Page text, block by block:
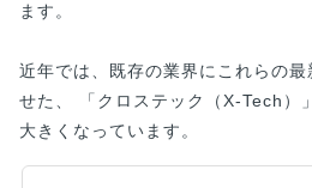
ます。
近年では、既存の業界にこれらの
せた、 「クロステック（X-Tech）
大きくなっています。